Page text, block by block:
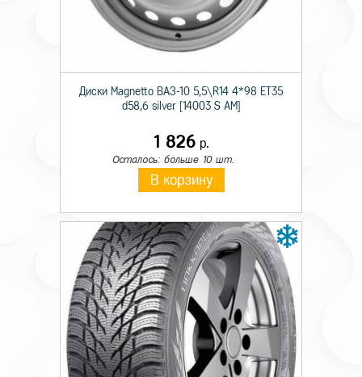
Технические характеристики
Форма головки секретного болта конус
Диски Magnetto ВАЗ-10 5,5\R14 4*98 ET35
d58,6 silver [14003 S AM]
1 826р.
Осталось: больше 10 шт.
В корзину